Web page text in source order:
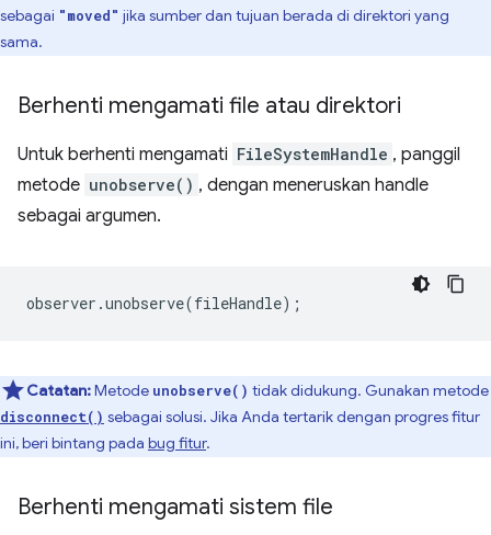
sebagai "moved" jika sumber dan tujuan berada di direktori yang
sama.
Berhenti mengamati file atau direktori
Untuk berhenti mengamati FileSystemHandle , panggil
metode unobserve() , dengan meneruskan handle
sebagai argumen.
observer .unobserve(fileHandle);
Catatan:Metode unobserve() tidak didukung. Gunakan metode
disconnect() sebagai solusi. Jika Anda tertarik dengan progres fitur
ini, beri bintang pada bug fitur.
Berhenti mengamati sistem file